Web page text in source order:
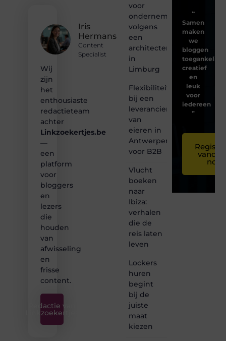
Iris
Hermans
Content
Specialist
Wij
zijn
het
enthousiaste
redactieteam
achter
Linkzoekertjes.be
—
een
platform
voor
bloggers
en
lezers
die
houden
van
afwisseling
en
frisse
content.
Redactie van
Linkzoekertjes
voor
ondernemingen
volgens
een
architectenbureau
in
Limburg
Flexibiliteit
bij een
leverancier
van
eieren in
Antwerpen
voor B2B
Vlucht
boeken
naar
Ibiza:
verhalen
die de
reis laten
leven
Lockers
huren
begint
bij de
juiste
maat
kiezen
❝
Samen
maken
we
bloggen
toegankelijk,
creatief
en
leuk
voor
iedereen
❞
nog